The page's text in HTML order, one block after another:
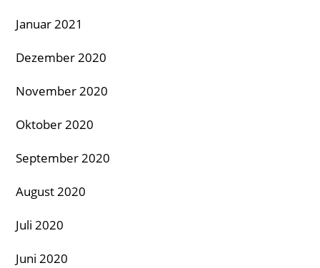
Januar 2021
Dezember 2020
November 2020
Oktober 2020
September 2020
August 2020
Juli 2020
Juni 2020